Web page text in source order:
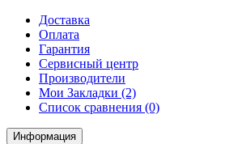
Доставка
Оплата
Гарантия
Сервисный центр
Производители
Мои Закладки (2)
Список сравнения (0)
Информация